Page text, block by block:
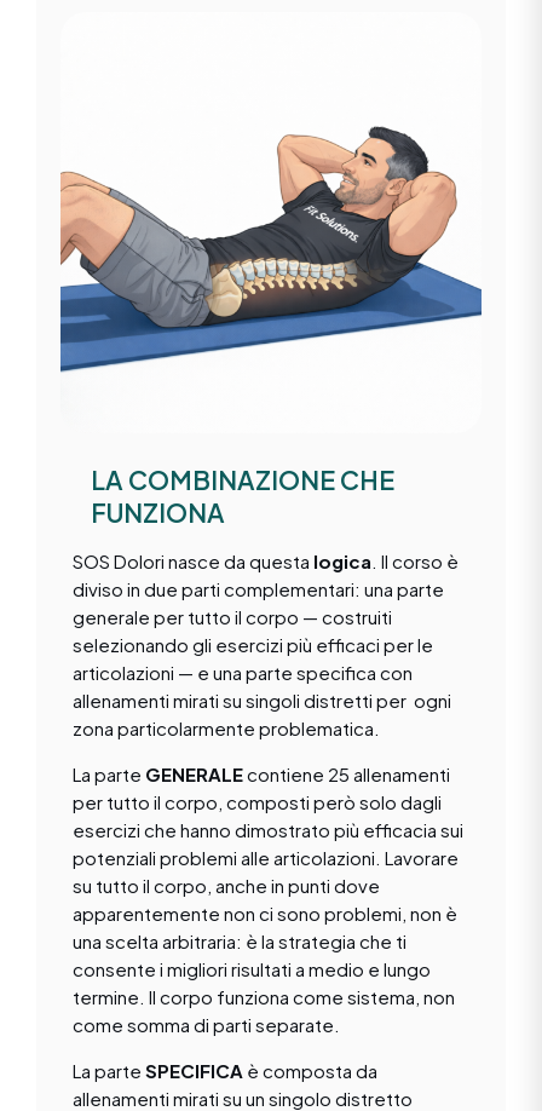
LA COMBINAZIONE CHE
FUNZIONA
SOS Dolori nasce da questa logica . Il corso è
diviso in due parti complementari: una parte
generale per tutto il corpo — costruiti
selezionando gli esercizi più efficaci per le
articolazioni — e una parte specifica con
allenamenti mirati su singoli distretti per ogni
zona particolarmente problematica.
La parte GENERALEcontiene 25 allenamenti
per tutto il corpo, composti però solo dagli
esercizi che hanno dimostrato più efficacia sui
potenziali problemi alle articolazioni. Lavorare
su tutto il corpo, anche in punti dove
apparentemente non ci sono problemi, non è
una scelta arbitraria: è la strategia che ti
consente i migliori risultati a medio e lungo
termine. Il corpo funziona come sistema, non
come somma di parti separate.
La parte SPECIFICA è composta da
allenamenti mirati su un singolo distretto